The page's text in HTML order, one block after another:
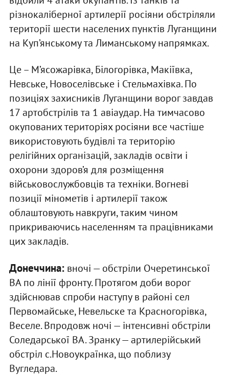
різнокаліберної артилерії росіяни обстріляли
території шести населених пунктів Луганщини
на Куп’янському та Лиманському напрямках.
Це – М’ясожарівка, Білогорівка, Макіївка,
Невське, Новоселівське і Стельмахівка. По
позиціях захисників Луганщини ворог завдав
17 артобстрілів та 1 авіаудар. На тимчасово
окупованих територіях росіяни все частіше
використовують будівлі та територію
релігійних організацій, закладів освіти і
охорони здоров’я для розміщення
військовослужбовців та техніки. Вогневі
позиції мінометів і артилерії також
облаштовують навкруги, таким чином
прикриваючись населенням та працівниками
цих закладів.
Донеччина:вночі — обстріли Очеретинської
ВА по лінії фронту. Протягом доби ворог
здійснював спроби наступу в районі сел
Первомайське, Невельске та Красногорівка,
Веселе. Впродовж ночі — інтенсивні обстріли
Соледарської ВА. Зранку — артилерійський
обстріл с.Новоукраїнка, що поблизу
Вугледара.